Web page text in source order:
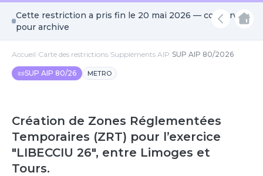
Cette restriction a pris fin le 20 mai 2026 — conservée
pour archive
Accueil Carte des restrictions Suppléments AIP SUP AIP 80/2026
📜SUP AIP 80/26 METRO
Création de Zones Réglementées
Temporaires (ZRT) pour l’exercice
"LIBECCIU 26", entre Limoges et
Tours.